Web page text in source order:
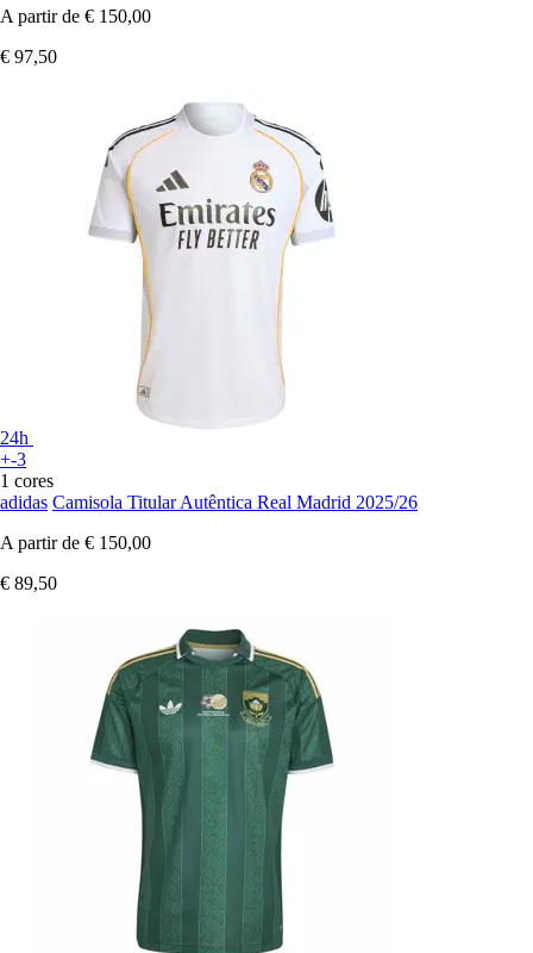
A partir de € 150,00
€ 97,50
24h
+-3
1 cores
adidas Camisola Titular Autêntica Real Madrid 2025/26
A partir de € 150,00
€ 89,50